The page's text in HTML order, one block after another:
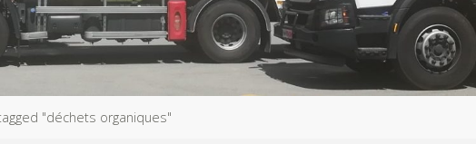
"déchets organiques"